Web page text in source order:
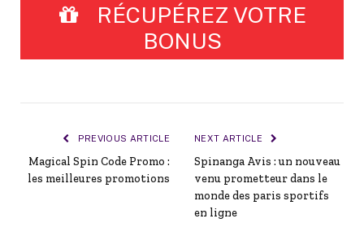
RÉCUPÉREZ VOTRE
BONUS
PREVIOUS ARTICLE
Magical Spin Code Promo :
les meilleures promotions
NEXT ARTICLE
Spinanga Avis : un nouveau
venu prometteur dans le
monde des paris sportifs
en ligne